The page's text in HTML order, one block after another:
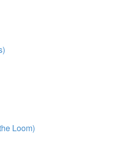
Loom)